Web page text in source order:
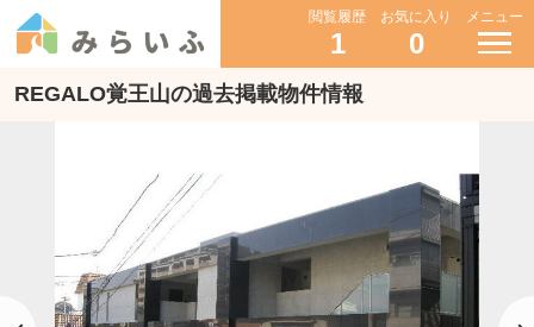
閲覧履歴
1
お気に入り
0
メニュー
REGALO覚王山の過去掲載物件情報